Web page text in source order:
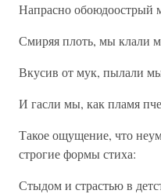
Напрасно обоюдоострый
Смиряя плоть, мы клали
Вкусив от мук, пылали
И гасли мы, как пламя
Такое ощущение, что
строгие формы стиха:
Стыдом и страстью в